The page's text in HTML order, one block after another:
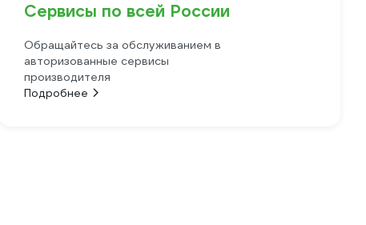
Сервисы по всей России
Обращайтесь за обслуживанием в
авторизованные сервисы
производителя
Подробнее